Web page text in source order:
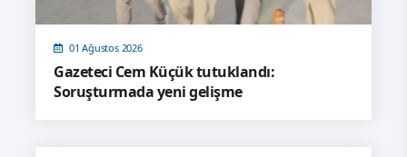
01 Ağustos 2026
Gazeteci Cem Küçük tutuklandı:
Soruşturmada yeni gelişme